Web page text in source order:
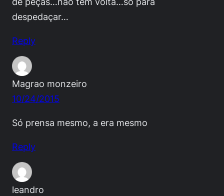
despedaçar…
Reply
Magrao monzeiro
10/24/2015
Só prensa mesmo, a era mesmo
Reply
leandro